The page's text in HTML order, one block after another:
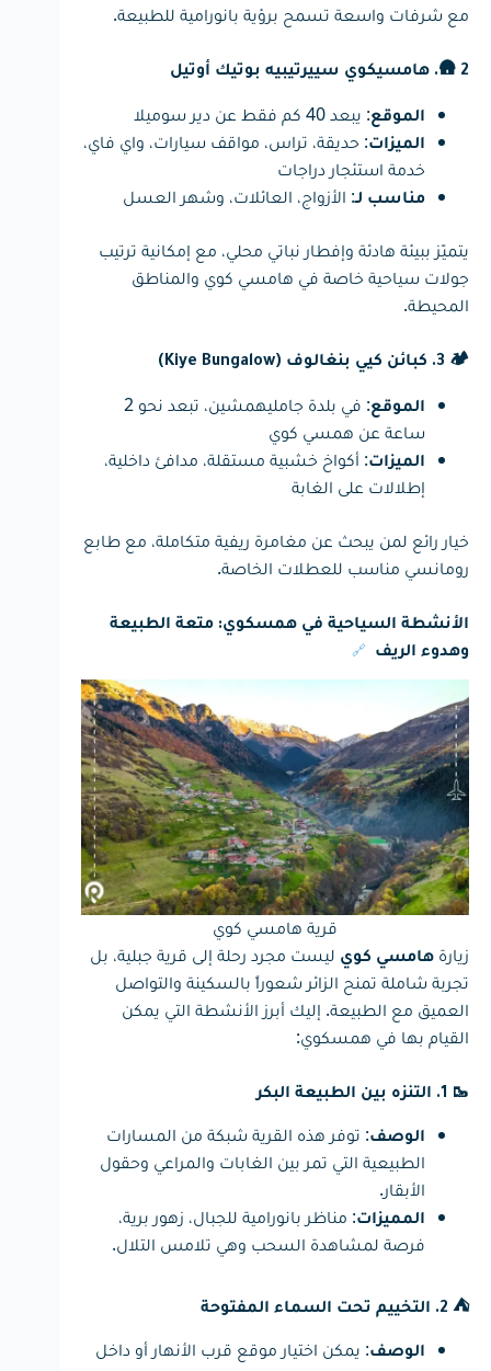
مع شرفات واسعة تسمح برؤية بانورامية للطبيعة.
🛖 2. هامسيكوي سييرتيبيه بوتيك أوتيل
الموقع: يبعد 40 كم فقط عن دير سوميلا
الميزات: حديقة، تراس، مواقف سيارات، واي فاي،
خدمة استئجار دراجات
مناسب لـ: الأزواج، العائلات، وشهر العسل
يتميّز ببيئة هادئة وإفطار نباتي محلي، مع إمكانية ترتيب
جولات سياحية خاصة في هامسي كوي والمناطق
المحيطة.
🏕 3. كبائن كيي بنغالوف (Kiye Bungalow)
الموقع
: في بلدة جامليهمشين، تبعد نحو 2
ساعة عن همسي كوي
الميزات: أكواخ خشبية مستقلة، مدافئ داخلية،
إطلالات على الغابة
خيار رائع لمن يبحث عن مغامرة ريفية متكاملة، مع طابع
رومانسي مناسب للعطلات الخاصة.
الأنشطة السياحية في همسكوي: متعة الطبيعة
وهدوء الريف
🔗
قرية هامسي كوي
زيارة هامسي كوي ليست مجرد رحلة إلى قرية جبلية، بل
تجربة شاملة تمنح الزائر شعوراً بالسكينة والتواصل
العميق مع الطبيعة. إليك أبرز الأنشطة التي يمكن
القيام بها في همسكوي:
🥾 1. التنزه بين الطبيعة البكر
الوصف: توفر هذه القرية شبكة من المسارات
الطبيعية التي تمر بين الغابات والمراعي وحقول
الأبقار.
المميزات: مناظر بانورامية للجبال، زهور برية،
فرصة لمشاهدة السحب وهي تلامس التلال.
⛺ 2. التخييم تحت السماء المفتوحة
الوصف: يمكن اختيار موقع قرب الأنهار أو داخل